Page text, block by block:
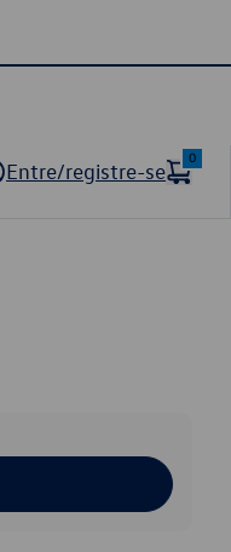
Entre/registre-se
0